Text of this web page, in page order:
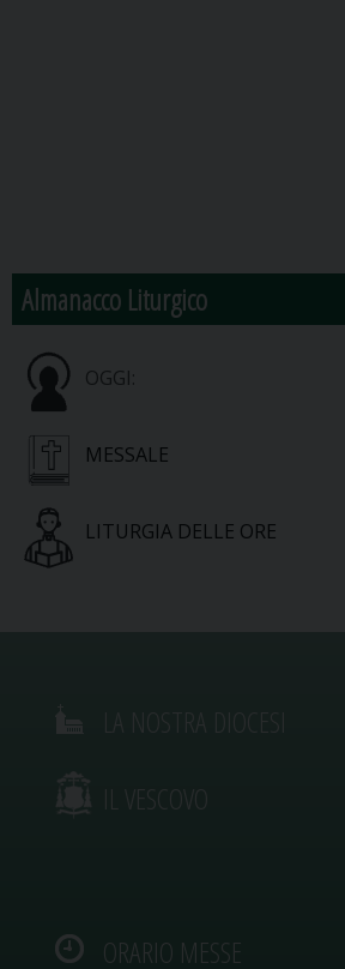
Almanacco Liturgico
OGGI:
MESSALE
LITURGIA DELLE ORE
IL VESCOVO
ORARIO MESSE